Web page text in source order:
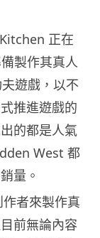
正在
製作其真人
遊戲，以不
推進遊戲的
的都是人氣
West 都
量。
者來製作真
前無論內容